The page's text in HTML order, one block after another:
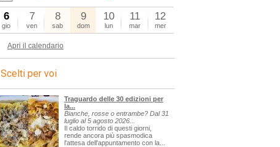
6
gio
7
ven
8
sab
9
dom
10
lun
11
mar
12
mer
Apri il calendario
Scelti per voi
Traguardo delle 30 edizioni per
la...
Bianche, rosse o entrambe? Dal 31
luglio al 5 agosto 2026...
Il caldo torrido di questi giorni,
rende ancora più spasmodica
l'attesa dell'appuntamento con la...